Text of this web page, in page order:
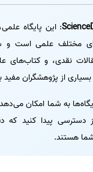
: این پایگاه
مختلف علمی است و
نقدی، و کتاب‌های
بسیاری از پژوهشگران مفید
به شما امکان
پیدا کنید که
هستند.